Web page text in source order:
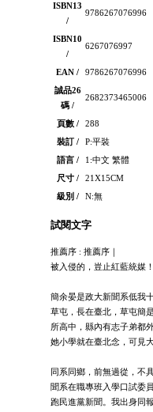
ISBN13
/
9786267076996
ISBN10
/
6267076997
EAN /
9786267076996
誠品26
碼 /
2682373465006
頁數 /
288
裝訂 /
P:平裝
語言 /
1:中文 繁體
尺寸 /
21X15CM
級別 /
N:無
試閱文字
推薦序 : 推薦序｜
被入侵的，豈止紅藍統媒！
簡余晏是政大新聞系低我
草屯，長在臺北，草屯簡
所高中，縣內有志子弟都
她小學就在臺北念，可見
同系同鄉，前無過從，不
聞系在職專班入學口試委
跑民進黨新聞。我出身同